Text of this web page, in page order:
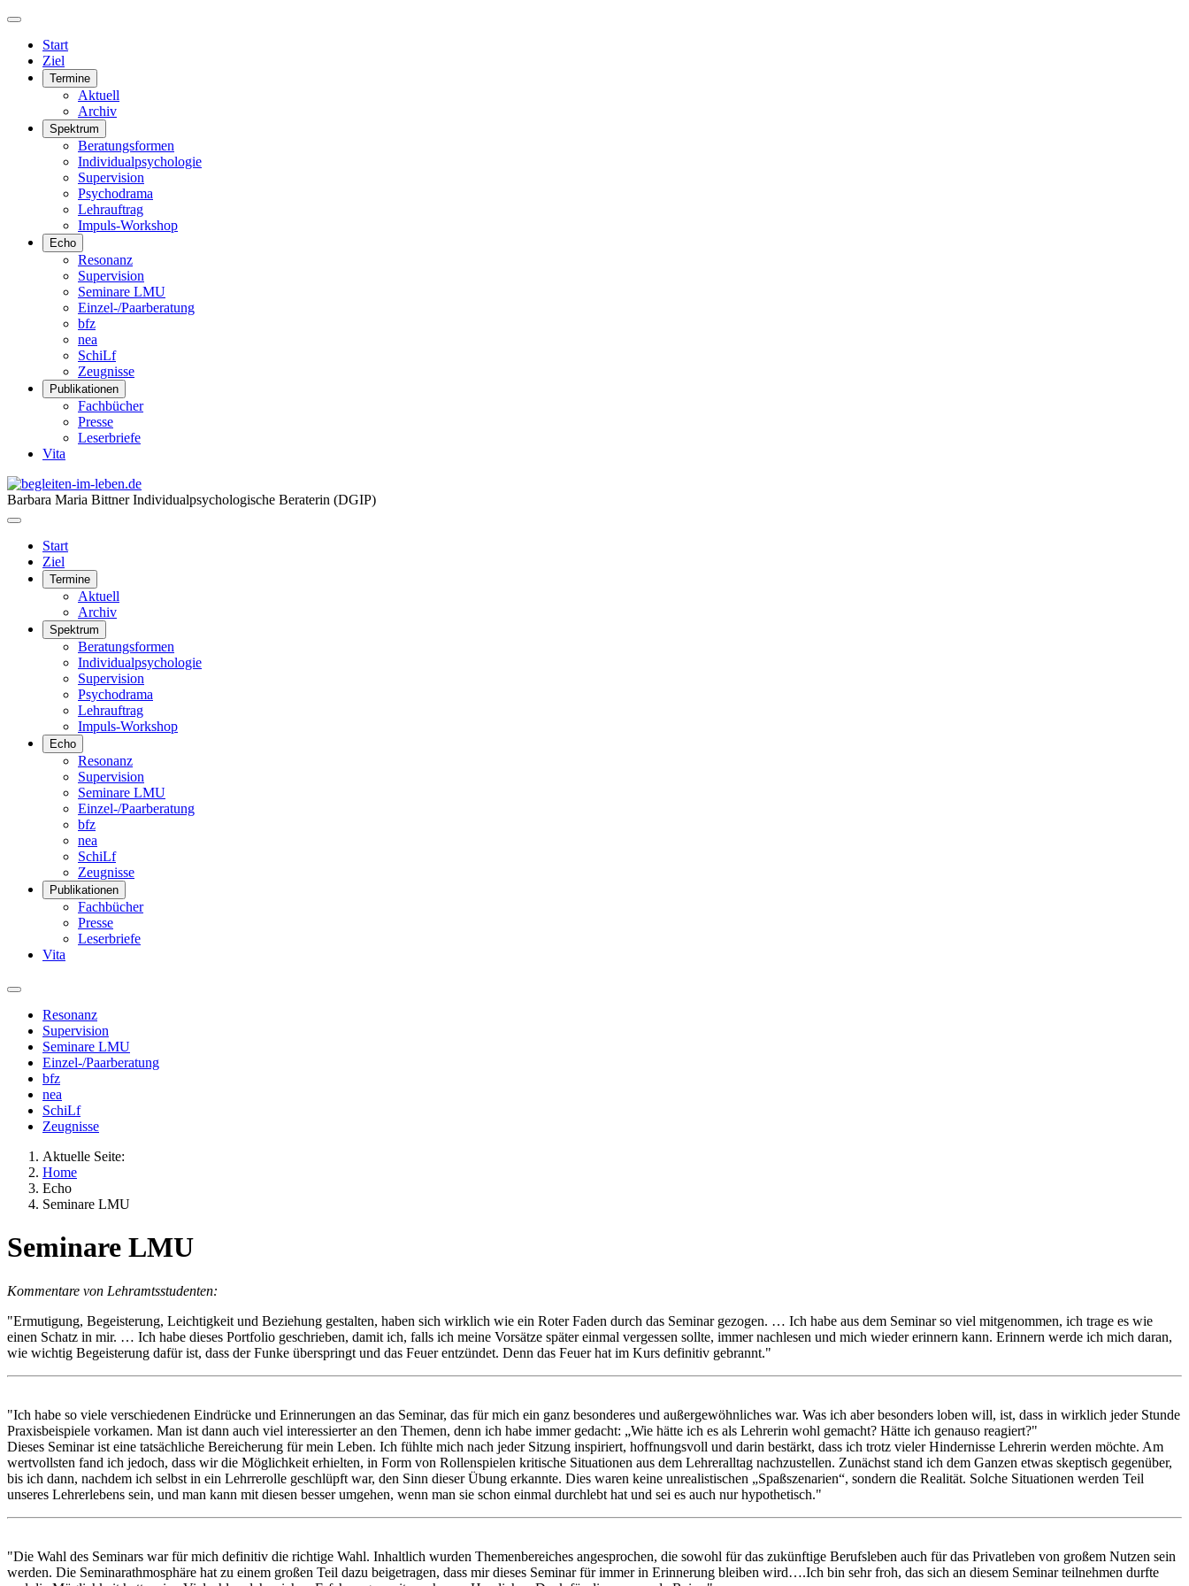
Start
Ziel
Termine
Aktuell
Archiv
Spektrum
Beratungsformen
Individualpsychologie
Supervision
Psychodrama
Lehrauftrag
Impuls-Workshop
Echo
Resonanz
Supervision
Seminare LMU
Einzel-/Paarberatung
bfz
nea
SchiLf
Zeugnisse
Publikationen
Fachbücher
Presse
Leserbriefe
Vita
Barbara Maria BittnerIndividualpsychologische Beraterin (DGIP)
Start
Ziel
Termine
Aktuell
Archiv
Spektrum
Beratungsformen
Individualpsychologie
Supervision
Psychodrama
Lehrauftrag
Impuls-Workshop
Echo
Resonanz
Supervision
Seminare LMU
Einzel-/Paarberatung
bfz
nea
SchiLf
Zeugnisse
Publikationen
Fachbücher
Presse
Leserbriefe
Vita
Resonanz
Supervision
Seminare LMU
Einzel-/Paarberatung
bfz
nea
SchiLf
Zeugnisse
Aktuelle Seite:
Home
Echo
Seminare LMU
Seminare LMU
Kommentare von Lehramtsstudenten:
"Ermutigung, Begeisterung, Leichtigkeit und Beziehung gestalten, haben sich wirklich wie ein Roter Faden durch das Seminar gezogen. … Ich habe aus dem Seminar so viel mitgenommen, ich trage es wie
einen Schatz in mir. … Ich habe dieses Portfolio geschrieben, damit ich, falls ich meine Vorsätze später einmal vergessen sollte, immer nachlesen und mich wieder erinnern kann. Erinnern werde ich mich daran,
wie wichtig Begeisterung dafür ist, dass der Funke überspringt und das Feuer entzündet. Denn das Feuer hat im Kurs definitiv gebrannt."
"Ich habe so viele verschiedenen Eindrücke und Erinnerungen an das Seminar, das für mich ein ganz besonderes und außergewöhnliches war. Was ich aber besonders loben will, ist, dass in wirklich jeder Stunde
Praxisbeispiele vorkamen. Man ist dann auch viel interessierter an den Themen, denn ich habe immer gedacht: „Wie hätte ich es als Lehrerin wohl gemacht? Hätte ich genauso reagiert?"
Dieses Seminar ist eine tatsächliche Bereicherung für mein Leben. Ich fühlte mich nach jeder Sitzung inspiriert, hoffnungsvoll und darin bestärkt, dass ich trotz vieler Hindernisse Lehrerin werden möchte. Am
wertvollsten fand ich jedoch, dass wir die Möglichkeit erhielten, in Form von Rollenspielen kritische Situationen aus dem Lehreralltag nachzustellen. Zunächst stand ich dem Ganzen etwas skeptisch gegenüber,
bis ich dann, nachdem ich selbst in ein Lehrrerolle geschlüpft war, den Sinn dieser Übung erkannte. Dies waren keine unrealistischen „Spaßszenarien“, sondern die Realität. Solche Situationen werden Teil
unseres Lehrerlebens sein, und man kann mit diesen besser umgehen, wenn man sie schon einmal durchlebt hat und sei es auch nur hypothetisch."
"Die Wahl des Seminars war für mich definitiv die richtige Wahl. Inhaltlich wurden Themenbereiches angesprochen, die sowohl für das zukünftige Berufsleben auch für das Privatleben von großem Nutzen sein
werden. Die Seminarathmosphäre hat zu einem großen Teil dazu beigetragen, dass mir dieses Seminar für immer in Erinnerung bleiben wird….Ich bin sehr froh, das sich an diesem Seminar teilnehmen durfte